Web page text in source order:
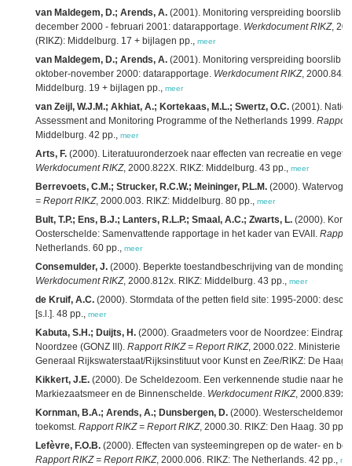
van Maldegem, D.; Arends, A. (2001). Monitoring verspreiding boorslib
december 2000 - februari 2001: datarapportage. Werkdocument RIKZ,
(RIKZ): Middelburg. 17 + bijlagen pp., meer
van Maldegem, D.; Arends, A. (2001). Monitoring verspreiding boorslib
oktober-november 2000: datarapportage. Werkdocument RIKZ,
Middelburg. 19 + bijlagen pp., meer
van Zeijl, W.J.M.; Akhiat, A.; Kortekaas, M.L.; Swertz, O.C. (2001).
Assessment and Monitoring Programme of the Netherlands 1999.
Middelburg. 42 pp., meer
Arts, F. (2000). Literatuuronderzoek naar effecten van recreatie en
Werkdocument RIKZ, 2000.822X. RIKZ: Middelburg. 43 pp., meer
Berrevoets, C.M.; Strucker, R.C.W.; Meininger, P.L.M. (2000).
= Report RIKZ, 2000.003. RIKZ: Middelburg. 80 pp., meer
Bult, T.P.; Ens, B.J.; Lanters, R.L.P.; Smaal, A.C.; Zwarts, L. (2000).
Oosterschelde: Samenvattende rapportage in het kader van EVAII.
Netherlands. 60 pp., meer
Consemulder, J. (2000). Beperkte toestandbeschrijving van de monding
Werkdocument RIKZ, 2000.812x. RIKZ: Middelburg. 43 pp., meer
de Kruif, A.C. (2000). Stormdata of the petten field site: 1995-2000:
[s.l.]. 48 pp., meer
Kabuta, S.H.; Duijts, H. (2000). Graadmeters voor de Noordzee:
Noordzee (GONZ III). Rapport RIKZ = Report RIKZ, 2000.022. Ministerie
Generaal Rijkswaterstaat/Rijksinstituut voor Kunst en Zee/RIKZ: De
Kikkert, J.E. (2000). De Scheldezoom. Een verkennende studie naar
Markiezaatsmeer en de Binnenschelde. Werkdocument RIKZ, 2000.839x.
Kornman, B.A.; Arends, A.; Dunsbergen, D. (2000).
toekomst. Rapport RIKZ = Report RIKZ, 2000.30. RIKZ: Den Haag. 30 pp.,
Lefèvre, F.O.B. (2000). Effecten van systeemingrepen op de water- en
Rapport RIKZ = Report RIKZ, 2000.006. RIKZ: The Netherlands. 42 pp.,